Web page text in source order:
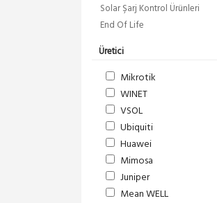
Solar Şarj Kontrol Ürünleri
End Of Life
Üretici
Mikrotik
WINET
VSOL
Ubiquiti
Huawei
Mimosa
Juniper
Mean WELL